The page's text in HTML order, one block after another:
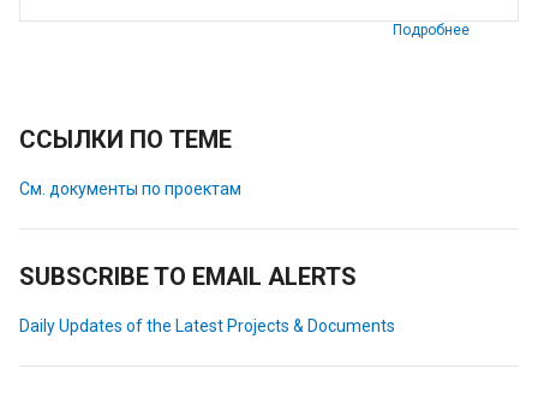
Подробнее
ССЫЛКИ ПО ТЕМЕ
См. документы по проектам
SUBSCRIBE TO EMAIL ALERTS
Daily Updates of the Latest Projects & Documents